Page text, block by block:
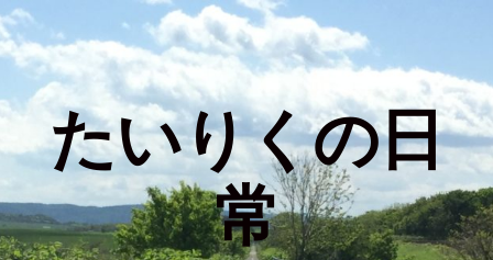
たいりくの日
常